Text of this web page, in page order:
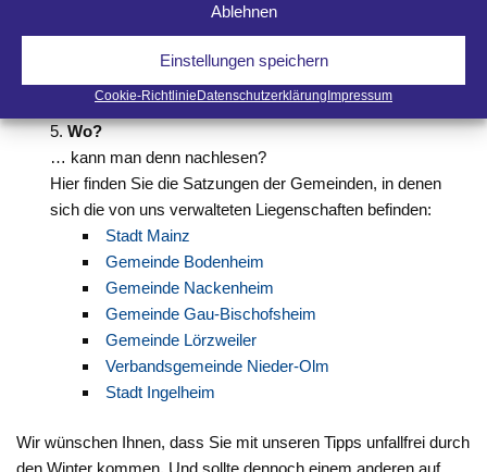
Ablehnen
Einstellungen speichern
Cookie-Richtlinie Datenschutzerklärung Impressum
auf Gehweg und Straße. Sie sollten den Schnee immer so
Autofahrer entsteht.
Wo?
… kann man denn nachlesen?
Hier finden Sie die Satzungen der Gemeinden, in denen
sich die von uns verwalteten Liegenschaften befinden:
Stadt Mainz
Gemeinde Bodenheim
Gemeinde Nackenheim
Gemeinde Gau-Bischofsheim
Gemeinde Lörzweiler
Verbandsgemeinde Nieder-Olm
Stadt Ingelheim
Wir wünschen Ihnen, dass Sie mit unseren Tipps unfallfrei durch